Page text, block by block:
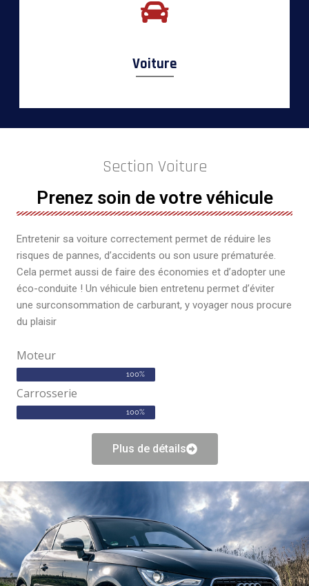
Voiture
Section Voiture
Prenez soin de votre véhicule
Entretenir sa voiture correctement permet de réduire les
risques de pannes, d’accidents ou son usure prématurée.
Cela permet aussi de faire des économies et d’adopter une
éco-conduite ! Un véhicule bien entretenu permet d’éviter
une surconsommation de carburant, y voyager nous procure
du plaisir
Moteur
100%
Carrosserie
100%
Plus de détails